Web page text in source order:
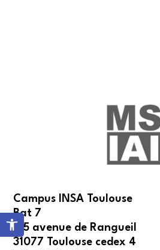
Ouvrir la barre d’outils
Campus INSA Toulouse
Bat 7
135 avenue de Rangueil
31077 Toulouse cedex 4